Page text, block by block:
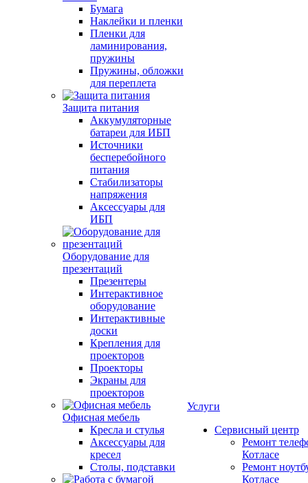
Бумага
Наклейки и пленки
Пленки для
ламинирования,
пружины
Пружины, обложки
для переплета
Защита питания
Аккумуляторные
батареи для ИБП
Источники
бесперебойного
питания
Стабилизаторы
напряжения
Аксессуары для
ИБП
Оборудование для
презентаций
Презентеры
Интерактивное
оборудование
Интерактивные
доски
Крепления для
проекторов
Проекторы
Экраны для
проекторов
Офисная мебель
Кресла и стулья
Аксессуары для
кресел
Столы, подставки
Услуги
Сервисный центр
Ремонт
Котлаcе
Ремонт
Котлаcе